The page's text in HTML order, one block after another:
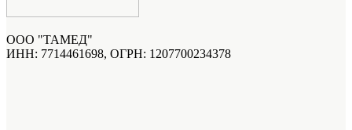
ООО "ТАМЕД"
ИНН: 7714461698, ОГРН: 1207700234378